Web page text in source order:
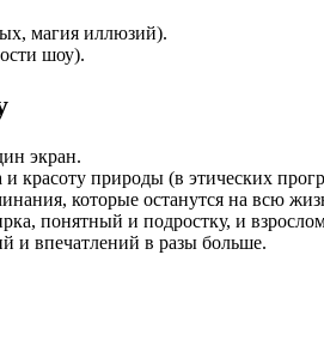
магия иллюзий).
шоу).
экран.
и красоту природы (в этических
которые останутся на всю
понятный и подростку, и
и впечатлений в разы больше.